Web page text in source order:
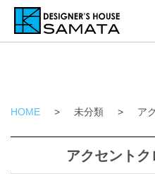
HOME > 未分類 > ア
アクセント